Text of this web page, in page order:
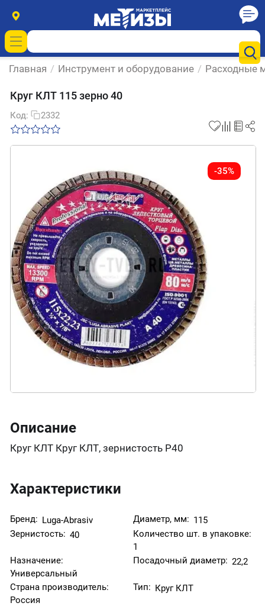
Главная / Инструмент и оборудование / Расходные
Круг КЛТ 115 зерно 40
Код: 2332
-35%
Описание
Круг КЛТ Круг КЛТ, зернистость Р40
Характеристики
Бренд: Luga-Abrasiv Диаметр, мм: 115
Зернистость: 40
Количество шт. в упаковке:
1
Назначение:
Универсальный
Посадочный диаметр: 22,2
Страна производитель:
Россия
Тип: Круг КЛТ